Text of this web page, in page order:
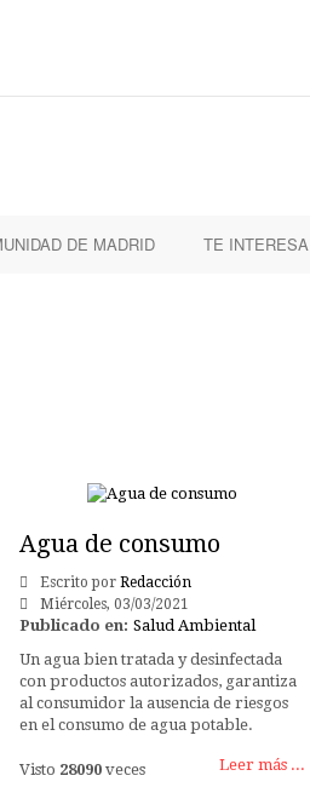
DE MADRID TE INTERESA
Agua de consumo
Escrito por Redacción
Miércoles, 03/03/2021
Publicado en: Salud Ambiental
Un agua bien tratada y desinfectada
con productos autorizados, garantiza
al consumidor la ausencia de riesgos
en el consumo de agua potable.
Leer más ...
Visto 28090veces